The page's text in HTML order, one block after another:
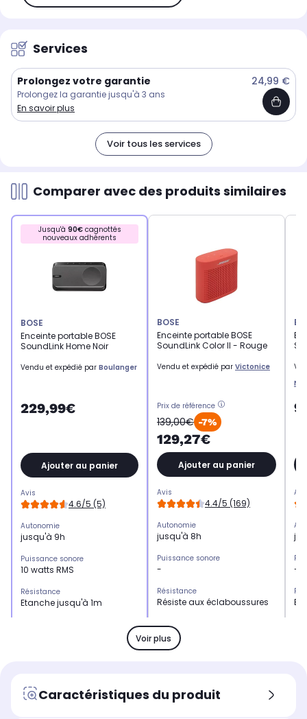
Services
Prolongez votre garantie 24,99 €
Prolongez la garantie jusqu'à 3 ans
En savoir plus
Voir tous les services
Comparer avec des produits similaires
Jusqu'à 90€cagnottés
nouveaux adhérents
BOSE
Enceinte portable BOSE
SoundLink Home Noir
Vendu et expédié par Boulanger
229,99€
Ajouter au panier
Avis
4.6/5 (5)
Autonomie
jusqu'à 9h
Puissance sonore
10 watts RMS
Résistance
Etanche jusqu'à 1m
Hi-Res audio
Non
BOSE
Enceinte portable BOSE
SoundLink Color II - Rouge
Vendu et expédié par Victonice
Prix de référence
139,00€ -7%
129,27€
Ajouter au panier
Avis
4.4/5 (169)
Autonomie
jusqu'à 8h
Puissance sonore
-
Résistance
Résiste aux éclaboussures
Multiroom
-
Hi-Res audio
Non
-
Voir plus
Caractéristiques du produit